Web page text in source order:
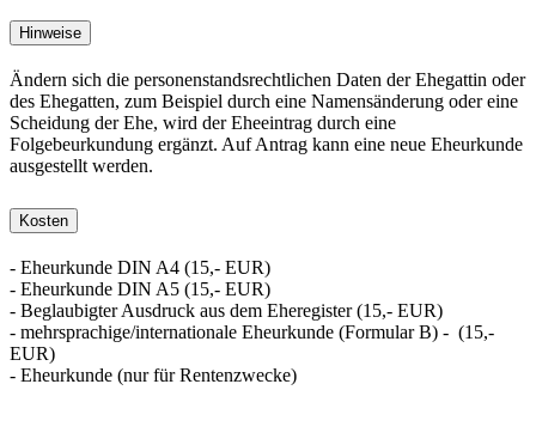
Hinweise
Ändern sich die personenstandsrechtlichen Daten der Ehegattin oder
des Ehegatten, zum Beispiel durch eine Namensänderung oder eine
Scheidung der Ehe, wird der Eheeintrag durch eine
Folgebeurkundung ergänzt. Auf Antrag kann eine neue Eheurkunde
ausgestellt werden.
Kosten
- Eheurkunde DIN A4 (15,- EUR)
- Eheurkunde DIN A5 (15,- EUR)
- Beglaubigter Ausdruck aus dem Eheregister (15,- EUR)
- mehrsprachige/internationale Eheurkunde (Formular B) - (15,-
EUR)
- Eheurkunde (nur für Rentenzwecke)